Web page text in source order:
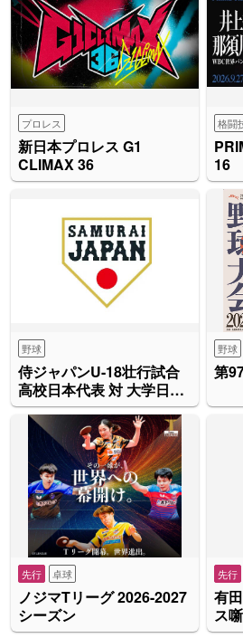
新日本プロレス G1
CLIMAX 36
プロレス
16
格闘
侍ジャパンU-18壮行試合
高校日本代表 対 大学日本
代表
野球
第
野球
ノジマTリーグ 2026-2027
シーズン
先行 卓球
有
ス噺
先行